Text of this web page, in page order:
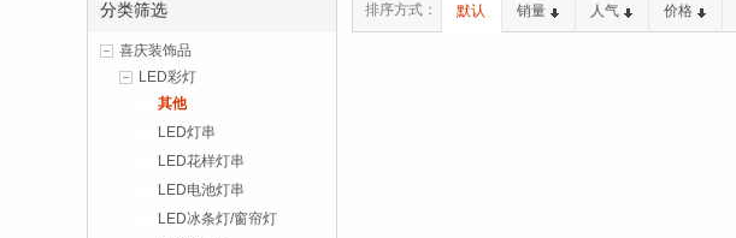
分类筛选
喜庆装饰品
LED彩灯
其他
LED灯串
LED花样灯串
LED电池灯串
LED冰条灯/窗帘灯
排序方式： 默认 销量 人气 价格